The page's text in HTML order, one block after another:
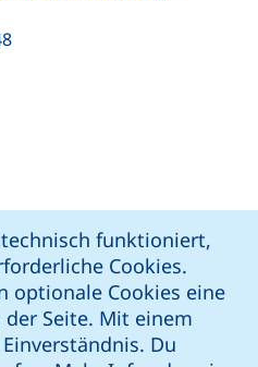
funktioniert,
Cookies.
optionale Cookies eine
Seite. Mit einem
Du
öffnet neues Fenster)
Telefonanruf, wenn Ihr
Ihr E-Mail-Programm)
Link, öffnet neues
(externer Link, öffnet
Seite (externer Link,
YouTube-Seite (externer